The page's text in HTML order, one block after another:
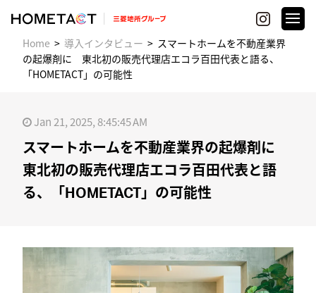
Home 導入インタビュー
スマートホームを不動産業界
の起爆剤に 東北初の販売代理店エコラ百田代表と語る、
「HOMETACT」の可能性
Jan 21, 2025, 8:45:45 AM
スマートホームを不動産業界の起爆剤に
東北初の販売代理店エコラ百田代表と語
る、「HOMETACT」の可能性